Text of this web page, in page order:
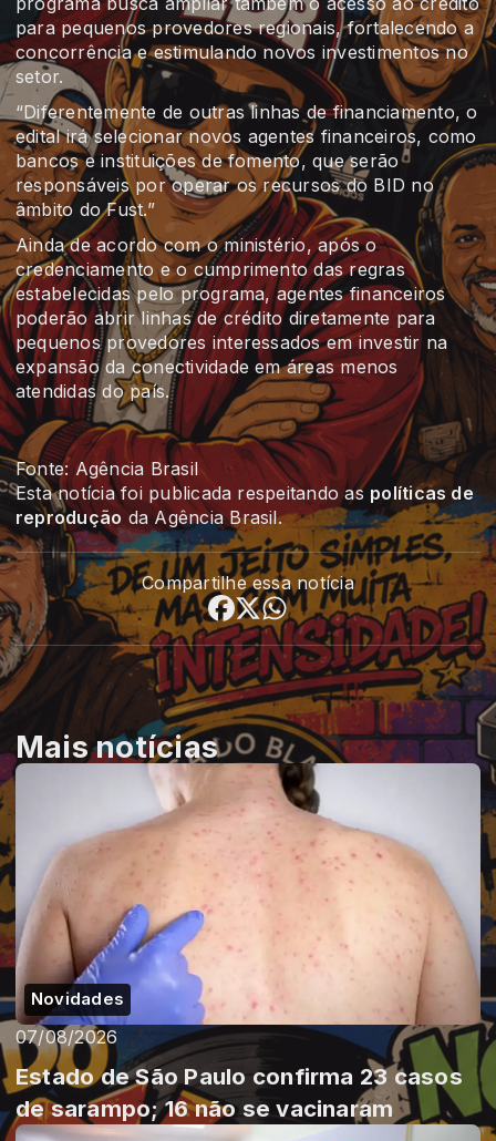
para pequenos provedores regionais, fortalecendo a
concorrência e estimulando novos investimentos no
setor.
“Diferentemente de outras linhas de financiamento, o
edital irá selecionar novos agentes financeiros, como
bancos e instituições de fomento, que serão
responsáveis por operar os recursos do BID no
âmbito do Fust.”
Ainda de acordo com o ministério, após o
credenciamento e o cumprimento das regras
estabelecidas pelo programa, agentes financeiros
poderão abrir linhas de crédito diretamente para
pequenos provedores interessados em investir na
expansão da conectividade em áreas menos
atendidas do país.
Fonte: Agência Brasil
Esta notícia foi publicada respeitando as políticas de
reprodução da Agência Brasil.
Compartilhe essa notícia
Mais notícias
Novidades
07/08/2026
Estado de São Paulo confirma 23 casos
de sarampo; 16 não se vacinaram